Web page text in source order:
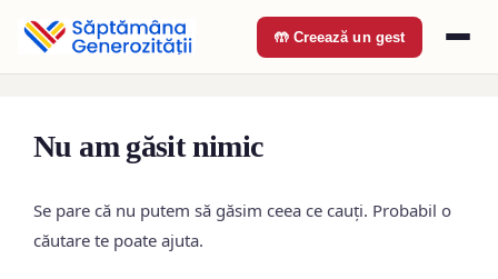
🤲 Creează un gest
Nu am găsit nimic
Se pare că nu putem să găsim ceea ce cauți. Probabil o
căutare te poate ajuta.